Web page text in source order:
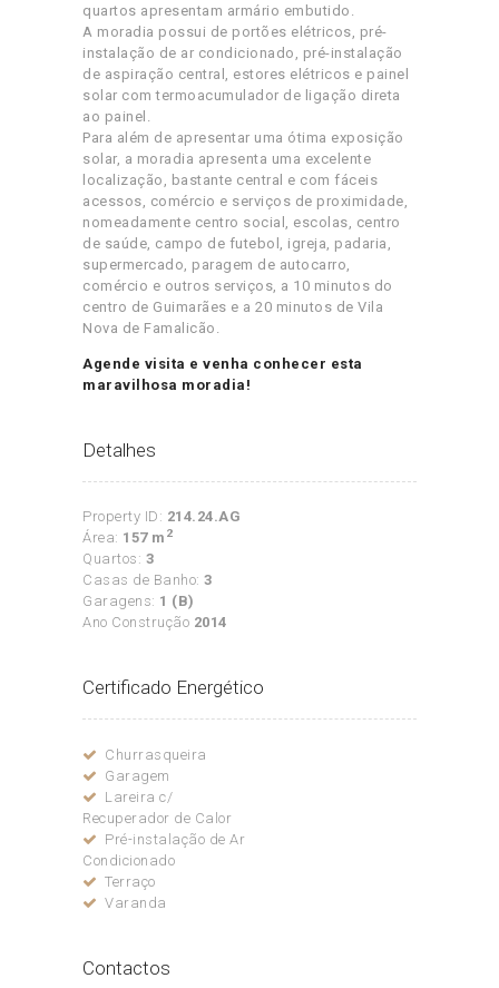
quartos apresentam armário embutido.
A moradia possui de portões elétricos, pré-
instalação de ar condicionado, pré-instalação
de aspiração central, estores elétricos e painel
solar com termoacumulador de ligação direta
ao painel.
Para além de apresentar uma ótima exposição
solar, a moradia apresenta uma excelente
localização, bastante central e com fáceis
acessos, comércio e serviços de proximidade,
nomeadamente centro social, escolas, centro
de saúde, campo de futebol, igreja, padaria,
supermercado, paragem de autocarro,
comércio e outros serviços, a 10 minutos do
centro de Guimarães e a 20 minutos de Vila
Nova de Famalicão.
Agende visita e venha conhecer esta
maravilhosa moradia!
Detalhes
Property ID: 214.24.AG
Área: 157 m 2
Quartos: 3
Casas de Banho: 3
Garagens: 1 (B)
Ano Construção 2014
Certificado Energético
Churrasqueira
Garagem
Lareira c/
Recuperador de Calor
Pré-instalação de Ar
Condicionado
Terraço
Varanda
Contactos